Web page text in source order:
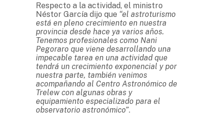
Respecto a la actividad, el ministro
Néstor García dijo que “el astroturismo
está en pleno crecimiento en nuestra
provincia desde hace ya varios años.
Tenemos profesionales como Nani
Pegoraro que viene desarrollando una
impecable tarea en una actividad que
tendrá un crecimiento exponencial y por
nuestra parte, también venimos
acompañando al Centro Astronómico de
Trelew con algunas obras y
equipamiento especializado para el
observatorio astronómico”.